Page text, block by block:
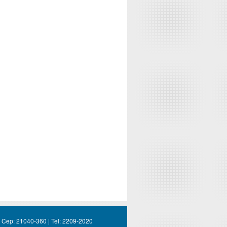
21040-360 | Tel: 2209-2020